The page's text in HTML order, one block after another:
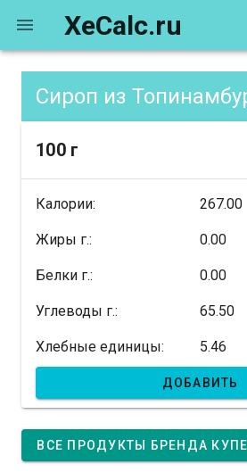
XeCalc.ru
100 г
Калории: 267.00
Жиры г.: 0.00
Белки г.: 0.00
Углеводы г.: 65.50
Хлебные единицы: 5.46
ДОБАВИТЬ
ВСЕ ПРОДУКТЫ БРЕНДА